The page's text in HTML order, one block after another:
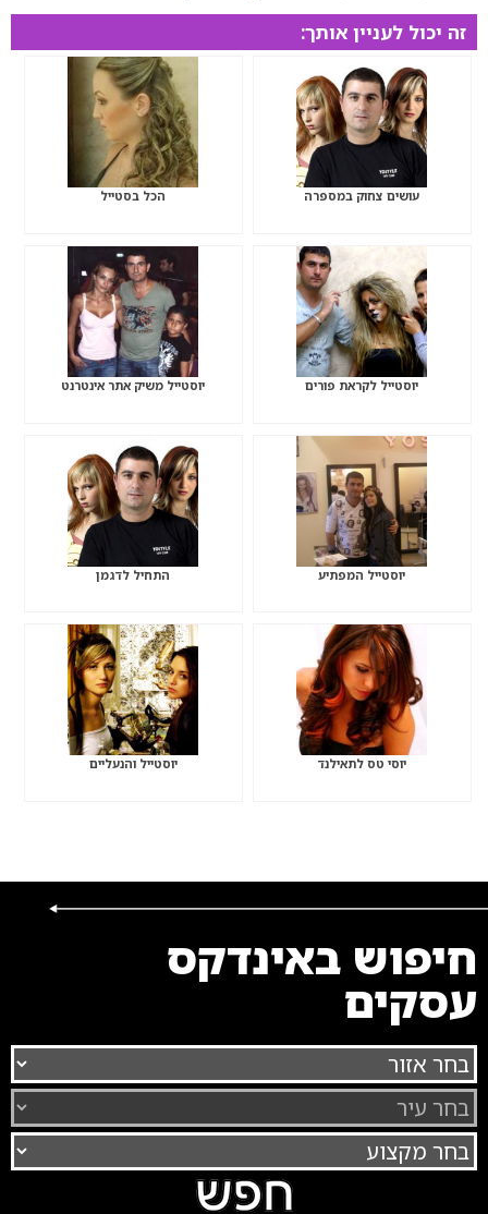
זה יכול לעניין אותך:
עושים צחוק במספרה הכל בסטייל
יוסטייל לקראת פורים יוסטייל משיק אתר אינטרנט
יוסטייל המפתיע התחיל לדגמן
יוסי טס לתאילנד יוסטייל והנעליים
חיפוש באינדקס
עסקים